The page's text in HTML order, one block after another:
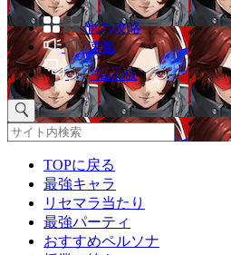
他の攻略
速報
掲示板
TOPに戻る
最強キャラ
リセマラ当たり
最強パーティ
おすすめペルソナ